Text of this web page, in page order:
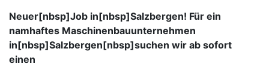
Neuer[nbsp]Job in[nbsp]Salzbergen! Für ein
namhaftes Maschinenbauunternehmen
in[nbsp]Salzbergen[nbsp]suchen wir ab sofort
einen